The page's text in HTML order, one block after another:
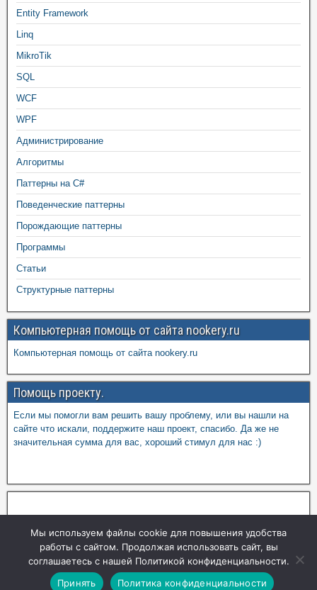
Entity Framework
Linq
MikroTik
SQL
WCF
WPF
Администрирование
Алгоритмы
Паттерны на C#
Поведенческие паттерны
Порождающие паттерны
Программы
Статьи
Структурные паттерны
Компьютерная помощь от сайта nookery.ru
Компьютерная помощь от сайта nookery.ru
Помощь проекту.
Если мы помогли вам решить вашу проблему, или вы нашли на
сайте что искали, поддержите наш проект, спасибо. Да же не
значительная сумма для вас, хороший стимул для нас :)
Мы используем файлы cookie для повышения удобства
работы с сайтом. Продолжая использовать сайт, вы
соглашаетесь с нашей Политикой конфиденциальности.
Принять
Политика конфиденциальности